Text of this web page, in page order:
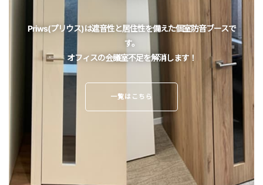
Priws(プリウス)は遮音性と居住性を備えた個室防音ブースで
す。
オフィスの会議室不足を解消します！
一覧はこちら